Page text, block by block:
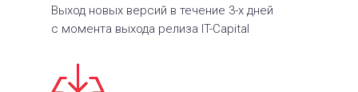
Выход новых версий в течение 3-х дней
с момента выхода релиза IT-Capital